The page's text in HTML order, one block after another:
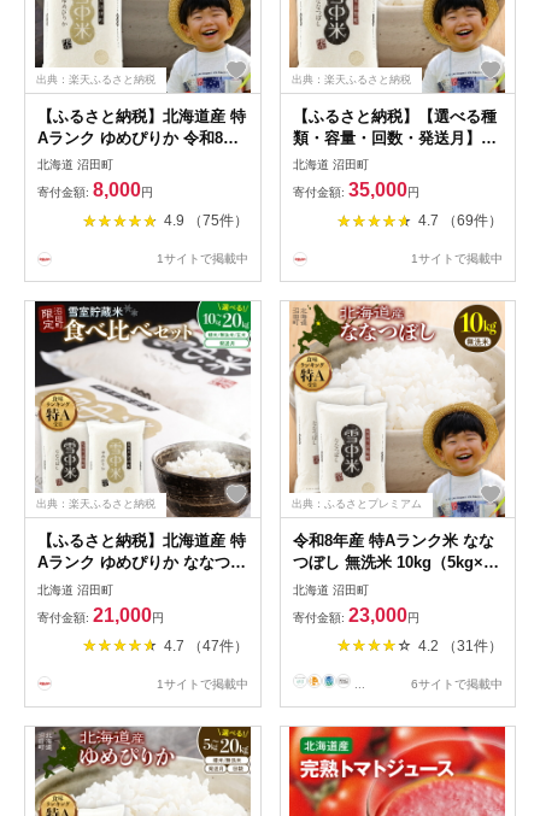
出典：楽天ふるさと納税
【ふるさと納税】北海道産 特
Aランク ゆめぴりか 令和8産
【選べる容量・方法・発送
月】精米 玄米 無洗米 2kg
5kg 10kg 20kg 雪中米 雪冷気
籾貯蔵 SDGs 米 こめ コメ お
米 お取り寄せ ギフト 北海道
北海道 沼田町
寄付金額: 8,000円
4.9 （75件）
1サイトで掲載中
出典：楽天ふるさと納税
【ふるさと納税】【選べる種
類・容量・回数・発送月】令
和8年産 ななつぼし【精米／
無洗米】＜定期便＞ 連続 隔
月 5kg 10kg 20kg 10月～6月
北海道 北海道米 ブランド米
米 ご飯 ごはん nr-1461var
北海道 沼田町
寄付金額: 35,000円
4.7 （69件）
1サイトで掲載中
出典：楽天ふるさと納税
【ふるさと納税】北海道産 特
Aランク ゆめぴりか ななつぼ
し 食べ比べ セット 令和8産
【選べる容量・種類・発送
月】精米 玄米 無洗米 10kg
20kg 雪中米 雪冷気 籾貯蔵
ご飯 ごはん ブランド米 お取
北海道 沼田町
寄付金額: 21,000円
4.7 （47件）
1サイトで掲載中
出典：ふるさとプレミアム
令和8年産 特Aランク米 なな
つぼし 無洗米 10kg（5kg×2
袋）【5月発送】 雪冷気 籾貯
蔵 雪中米 北海道 nr-2127
北海道 沼田町
寄付金額: 23,000円
4.2 （31件）
6サイトで掲載中